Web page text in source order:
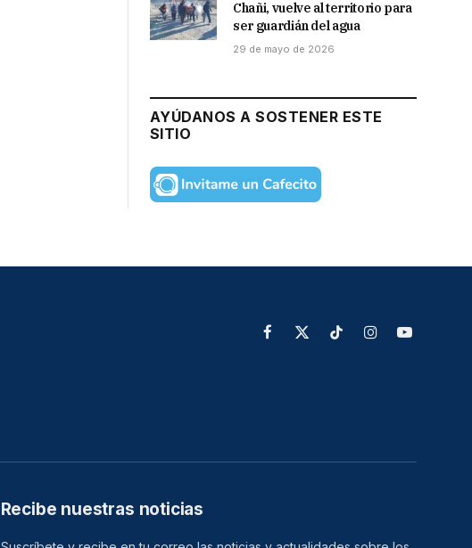
Chañi, vuelve al territorio para
ser guardián del agua
29 de mayo de 2026
AYÚDANOS A SOSTENER ESTE
SITIO
Facebook
X
TikTokInstagramYouTube
Recibe nuestras noticias